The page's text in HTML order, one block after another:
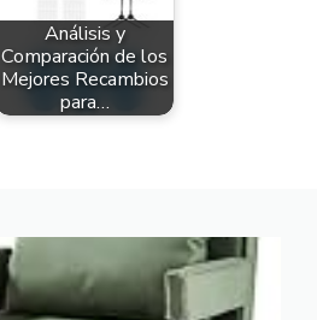
Análisis y
Comparación de los
Mejores Recambios
para…